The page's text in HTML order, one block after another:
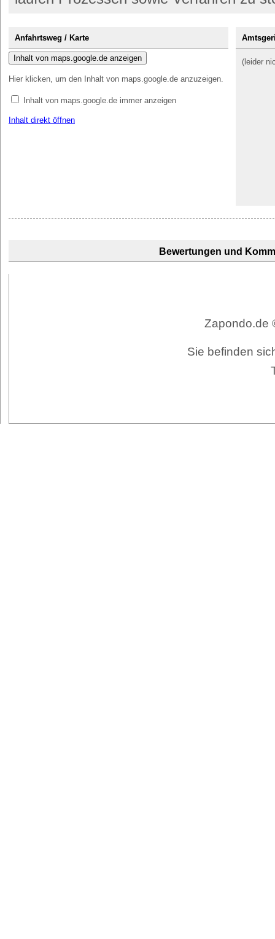
Anfahrtsweg / Karte
Inhalt von maps.google.de anzeigen
Hier klicken, um den Inhalt von maps.google.de anzuzeigen.
Inhalt von maps.google.de immer anzeigen
Inhalt direkt öffnen
(leider
Bewertungen und
Zapondo.de
Sie befinden